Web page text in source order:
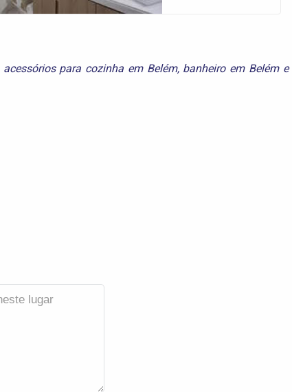
acessórios para cozinha em Belém, banheiro em Beléme